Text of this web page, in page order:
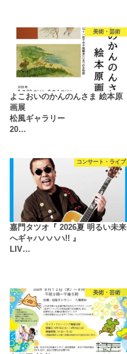
美術・芸術
よこおいのかんのんさま 絵本原
画展
松風ギャラリー
20…
コンサート・ライブ
嘉門タツオ『 2026夏 明るい未来
へギャハハハハ!! 』
LIV…
美術・芸術